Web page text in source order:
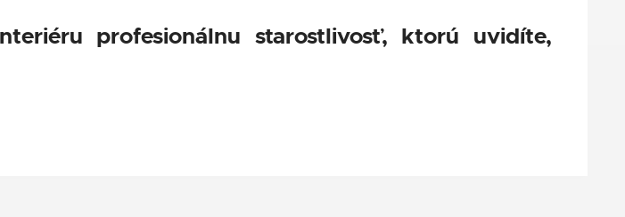
profesionálnu starostlivosť, ktorú uvidíte,